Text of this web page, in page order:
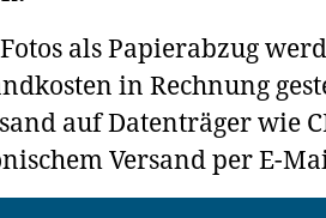
als Papierabzug
in Rechnung
auf Datenträger wie
Versand per E-